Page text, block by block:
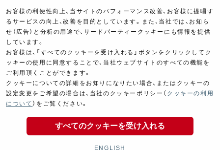
￥64,000
イベント情報
イベントスケジュール
ツーリングブレイクタイム
製品ポスター
Copyright ©YOSHIMURA JAPAN Co,Ltd. All Rights
お客様の利便性向上、当サイトのパフォーマンス改善、お客様に提唱す
るサービスの向上、改善を目的としています。また、当社では、お知ら
せ（広告）と分析の用途で、サードパーティークッキーにも情報を提供
しています。
お客様は、「すべてのクッキーを受け入れる」ボタンをクリックしてク
ッキーの使用に同意することで、当社ウェブサイトのすべての機能を
ご利用頂くことができます。
クッキーについての詳細をお知りになりたい場合、またはクッキーの
設定変更をご希望の場合は、当社のクッキーポリシー（ クッキーの利用
について ）をご覧ください。
すべてのクッキーを受け入れる
ENGLISH